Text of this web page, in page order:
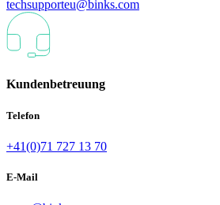
techsupporteu@binks.com
Kundenbetreuung
Telefon
+41(0)71 727 13 70
E-Mail